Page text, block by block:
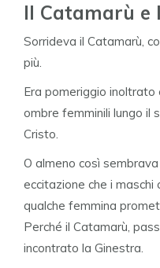
Il Catamarù e
Sorrideva il Catamarù,
più.
Era pomeriggio inoltrato
ombre femminili lungo il
Cristo.
O almeno così
eccitazione che i maschi
qualche femmina
Perché il Catamarù,
incontrato la Ginestra.